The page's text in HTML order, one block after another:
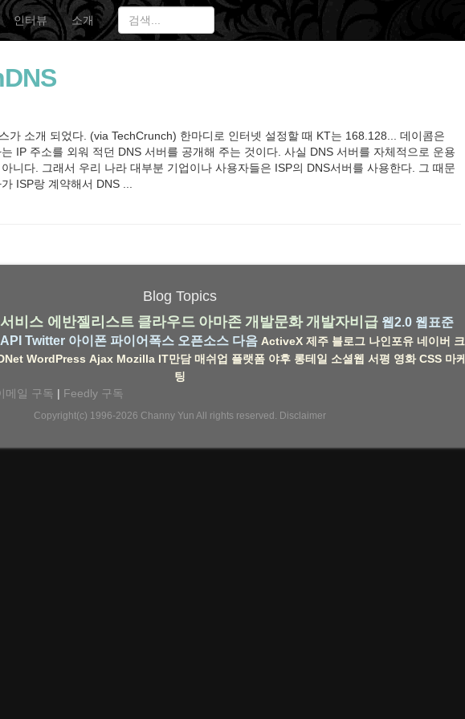
인터뷰 소개
가 소개 되었다. (via TechCrunch) 한마디로 인터넷 설정할 때 KT는 168.128... 데이콤은
IP 주소를 외워 적던 DNS 서버를 공개해 주는 것이다. 사실 DNS 서버를 자체적으로 운용
니다. 그래서 우리 나라 대부분 기업이나 사용자들은 ISP의 DNS서버를 사용한다. 그 때문
ISP랑 계약해서 DNS ...
Blog Topics
비스 에반젤리스트 클라우드 아마존 개발문화 개발자비급 웹2.0 웹표준
Twitter 아이폰 파이어폭스 오픈소스 다음 ActiveX 제주 블로그 나인포유 네이버 크
WordPress Ajax Mozilla IT만담 매쉬업 플랫폼 야후 롱테일 소셜웹 서평 영화 CSS 마케
팅
메일 구독 | Feedly 구독
Copyright(c) 1996-2026 Channy Yun All rights reserved. Disclaimer